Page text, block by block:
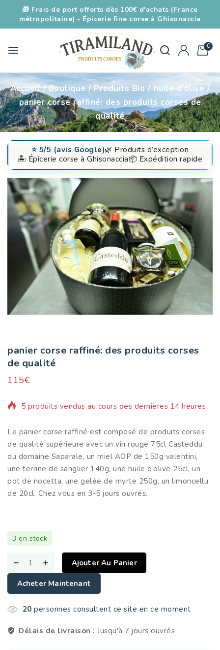
🎁 Frais de port offerts dès 100€ d'achats (France
métropolitaine) - Épicerie fine corse à Ghisonaccia
0
Accueil / Boutique / Produits Bio / huile d'olive /
panier corse raffiné: des produits corses de
qualité
⭐️ 5/5 (avis Google)🌿 Produits d’exception
🏝️ Épicerie corse à Ghisonaccia📦 Expédition rapide
panier corse raffiné: des produits corses
de qualité
115€
5 produits vendus au cours des dernières 14 heures
Le panier corse raffiné est composé de produits corses
de qualité supérieure avec un vin rouge 75cl Casteddu
du domaine Saparale, un miel AOP de 150g valentini,
une terrine de sanglier 140g, une huile d’olive 25cl, un
pot de nocetta, une gelée de myrte 250g, un limoncellu
de 20cl. Chez vous en 3-5 jours ouvrés.
3 en stock
Ajouter Au Panier
Acheter Maintenant
20 personnes consultent ce site en ce moment
Délais de livraison :Jusqu'à 7 jours ouvrés